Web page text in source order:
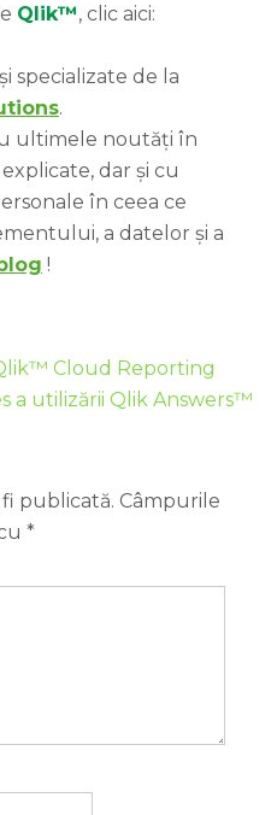
Qlik™, clic aici:
specializate de la
.
ultimele noutăți în
dar și cu
în ceea ce
a datelor și a
!
Cloud Reporting
a utilizării Qlik Answers™
publicată. Câmpurile
*